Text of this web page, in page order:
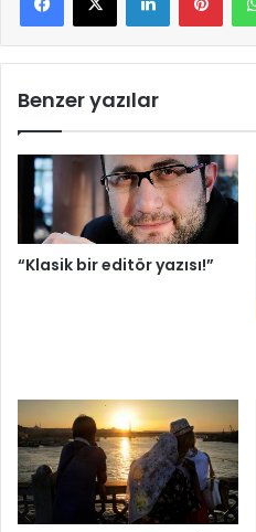
Benzer yazılar
“Klasik bir editör yazısı!”